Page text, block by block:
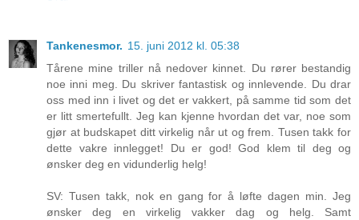
Tankenesmor. 15. juni 2012 kl. 05:38
Tårene mine triller nå nedover kinnet. Du rører bestandig
noe inni meg. Du skriver fantastisk og innlevende. Du drar
oss med inn i livet og det er vakkert, på samme tid som det
er litt smertefullt. Jeg kan kjenne hvordan det var, noe som
gjør at budskapet ditt virkelig når ut og frem. Tusen takk for
dette vakre innlegget! Du er god! God klem til deg og
ønsker deg en vidunderlig helg!
SV: Tusen takk, nok en gang for å løfte dagen min. Jeg
ønsker deg en virkelig vakker dag og helg. Samt